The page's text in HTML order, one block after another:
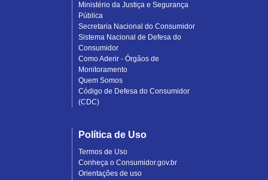
Ministério da Justiça e Segurança
Pública
Secretaria Nacional do Consumidor
Sistema Nacional de Defesa do
Consumidor
Como Aderir - Órgãos de
Monitoramento
Quem Somos
Código de Defesa do Consumidor
(CDC)
Política de Uso
Termos de Uso
Conheça o Consumidor.gov.br
Orientações de uso